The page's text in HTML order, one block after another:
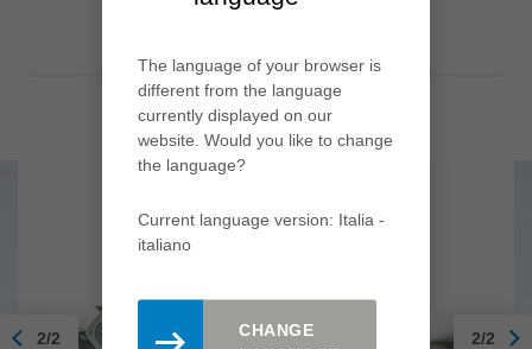
2/2 2/2
The language of your browser is
different from the language
currently displayed on our
website. Would you like to change
the language?
Current language version: Italia -
italiano
CHANGE